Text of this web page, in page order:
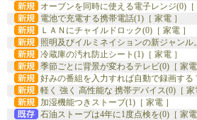
オーブンを同時に使える電子レンジ(0)［
電池で充電する携帯電話(1)［ 家電 ］
ＬＡＮにチャイルドロック(0)［ 家電 ］
照明及びイルミネイションの新ジャンル
冷蔵庫の汚れ防止シート(1)［ 家電 ］
季節ごとに背景が変わるテレビ(0)［ 家電
好みの番組を入力すれば自動で録画する
軽く 強く 高性能な 携帯デバイス(0)［ 家
加湿機能つきストーブ(1)［ 家電 ］
石油ストーブは4年に1度点検を(0)［ 家電